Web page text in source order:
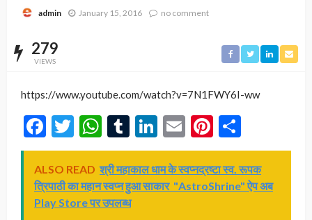
admin January 15, 2016 no comment
279
VIEWS
https://www.youtube.com/watch?v=7N1FWY6I-ww
Facebook
Twitter
WhatsApp
Tumblr
LinkedIn
EmailPinterest
ALSO READ श्री महाकाल धाम के स्वप्नद्रष्टा स्व. रूपक
त्रिपाठी का महान स्वप्न हुआ साकार "AstroShrine" ऐप अब
Play Store पर उपलब्ध